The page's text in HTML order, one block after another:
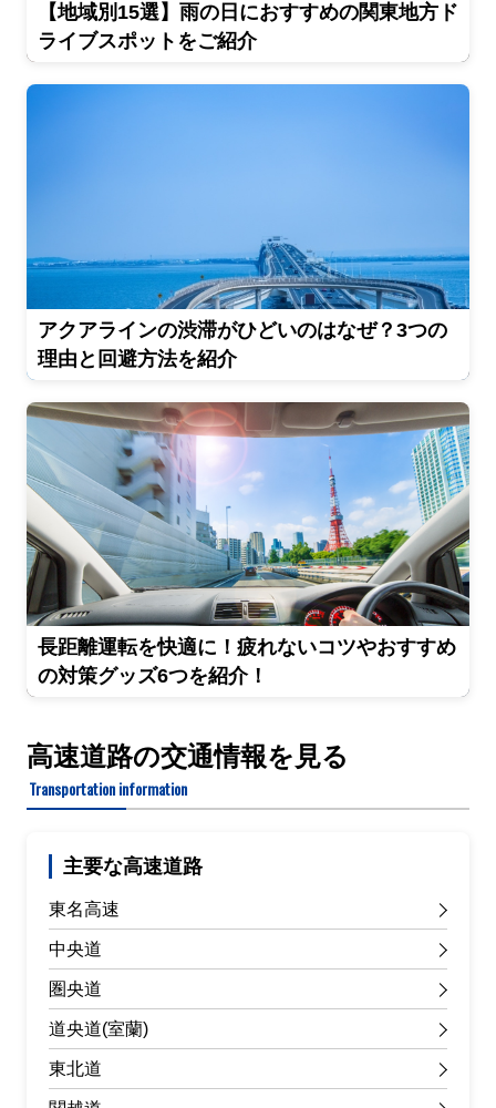
【地域別15選】雨の日におすすめの関東地方ド
ライブスポットをご紹介
アクアラインの渋滞がひどいのはなぜ？3つの
理由と回避方法を紹介
長距離運転を快適に！疲れないコツやおすすめ
の対策グッズ6つを紹介！
高速道路の交通情報を見る
Transportation information
主要な高速道路
東名高速
中央道
圏央道
道央道(室蘭)
東北道